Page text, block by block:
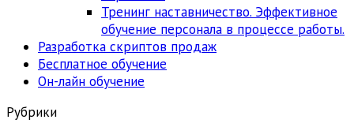
Тренинг наставничество. Эффективное
обучение персонала в процессе работы.
Разработка скриптов продаж
Бесплатное обучение
Он-лайн обучение
Рубрики